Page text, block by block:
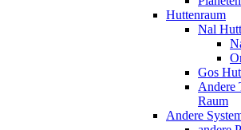
Huttenraum
Nal
Gos
Andere
Raum
Andere